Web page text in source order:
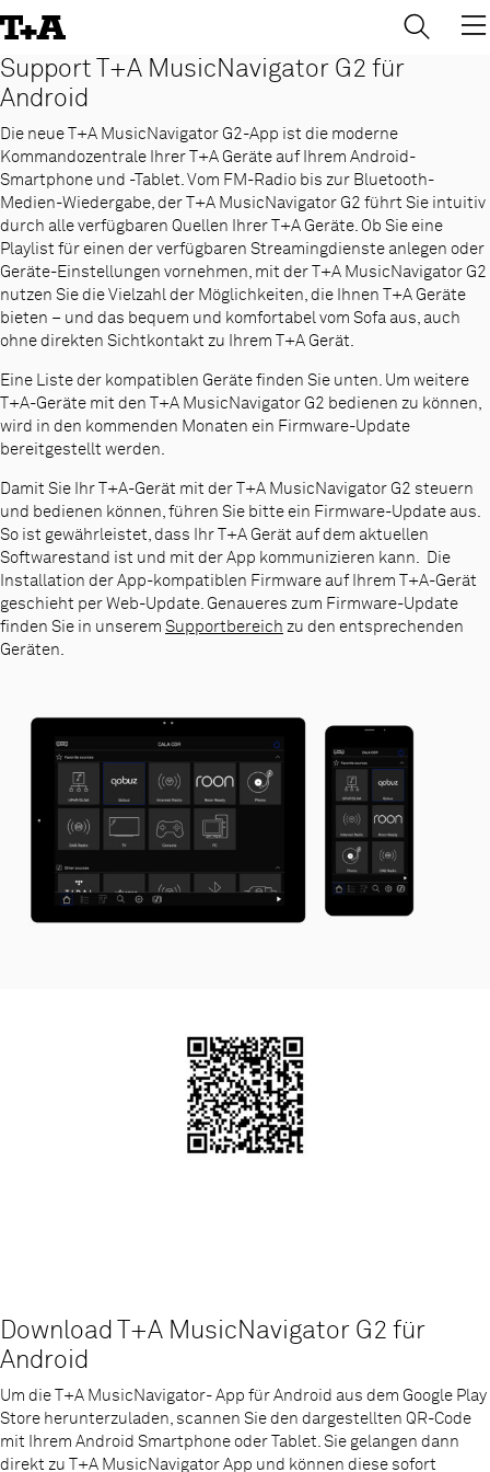
to
Content
Support T+A MusicNavigator G2 für
Android
Die neue T+A MusicNavigator G2-App ist die moderne
Kommandozentrale Ihrer T+A Geräte auf Ihrem Android-
Smartphone und -Tablet. Vom FM-Radio bis zur Bluetooth-
Medien-Wiedergabe, der T+A MusicNavigator G2 führt Sie intuitiv
durch alle verfügbaren Quellen Ihrer T+A Geräte. Ob Sie eine
Playlist für einen der verfügbaren Streamingdienste anlegen oder
Geräte-Einstellungen vornehmen, mit der T+A MusicNavigator G2
nutzen Sie die Vielzahl der Möglichkeiten, die Ihnen T+A Geräte
bieten – und das bequem und komfortabel vom Sofa aus, auch
ohne direkten Sichtkontakt zu Ihrem T+A Gerät.
Eine Liste der kompatiblen Geräte finden Sie unten. Um weitere
T+A-Geräte mit den T+A MusicNavigator G2 bedienen zu können,
wird in den kommenden Monaten ein Firmware-Update
bereitgestellt werden.
Damit Sie Ihr T+A-Gerät mit der T+A MusicNavigator G2 steuern
und bedienen können, führen Sie bitte ein Firmware-Update aus.
So ist gewährleistet, dass Ihr T+A Gerät auf dem aktuellen
Softwarestand ist und mit der App kommunizieren kann. Die
Installation der App-kompatiblen Firmware auf Ihrem T+A-Gerät
geschieht per Web-Update. Genaueres zum Firmware-Update
finden Sie in unserem Supportbereich zu den entsprechenden
Geräten.
Download T+A MusicNavigator G2 für
Android
Um die T+A MusicNavigator- App für Android aus dem Google Play
Store herunterzuladen, scannen Sie den dargestellten QR-Code
mit Ihrem Android Smartphone oder Tablet. Sie gelangen dann
direkt zu T+A MusicNavigator App und können diese sofort
→ ×